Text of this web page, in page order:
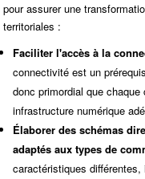
pour assurer une
territoriales :
Faciliter l'accès à la
connectivité est un
donc primordial que
infrastructure numérique
Élaborer des schémas
adaptés aux types de
caractéristiques